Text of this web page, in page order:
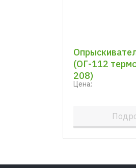
(ОГ-112
208)
Цена: